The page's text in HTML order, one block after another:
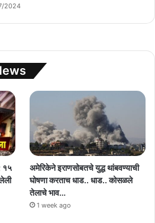
2024
१५
अमेरिकेने इराणसोबतचे युद्ध थांबवण्याची
घोषणा करताच धाड.. धाड.. कोसळले
तेलाचे भाव…
1 week ago